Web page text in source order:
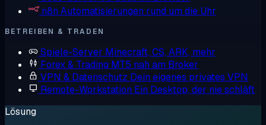
n8n Automatisierungen rund um die Uhr
BETREIBEN & TRADEN
Spiele-Server Minecraft, CS, ARK, mehr
Forex & Trading MT5 nah am Broker
VPN & Datenschutz Dein eigenes privates VPN
Remote-Workstation Ein Desktop, der nie schläft
Lösung